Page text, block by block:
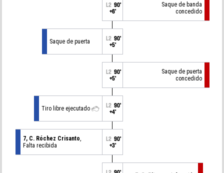
L2 90'
+6'
Saque de banda
concedido
Saque de puerta L2 90'
+5'
L2 90'
+5'
Saque de puerta
concedido
Tiro libre ejecutado L2 90'
+4'
7, C. Róchez Crisanto,
Falta recibida
L2 90'
+3'